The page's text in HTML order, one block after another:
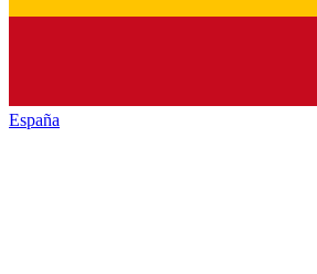
España